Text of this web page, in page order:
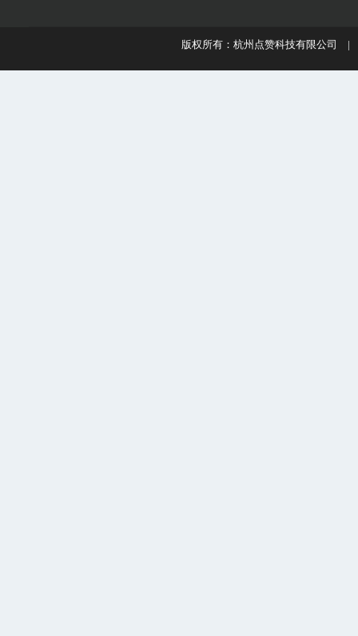
版权所有：杭州点赞科技有限公司